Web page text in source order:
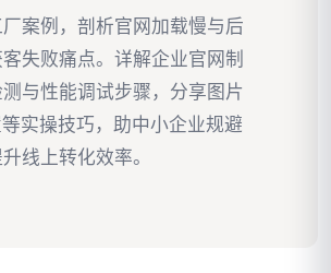
案例，剖析官网加载慢与后
失败痛点。详解企业官网制
与性能调试步骤，分享图片
实操技巧，助中小企业规避
线上转化效率。